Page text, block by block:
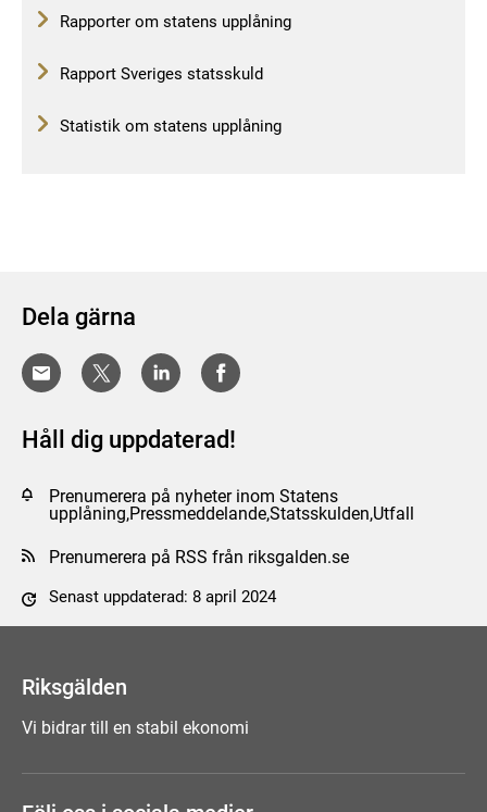
Rapporter om statens upplåning
Rapport Sveriges statsskuld
Statistik om statens upplåning
Dela gärna
Håll dig uppdaterad!
Prenumerera på nyheter inom Statens
upplåning,Pressmeddelande,Statsskulden,Utfall
Prenumerera på RSS från riksgalden.se
Senast uppdaterad: 8 april 2024
Riksgälden
Vi bidrar till en stabil ekonomi